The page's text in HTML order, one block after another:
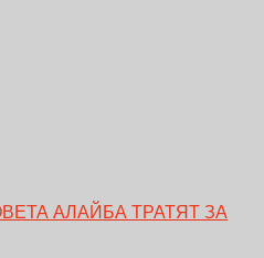
АЛАЙБА ТРАТЯТ ЗА